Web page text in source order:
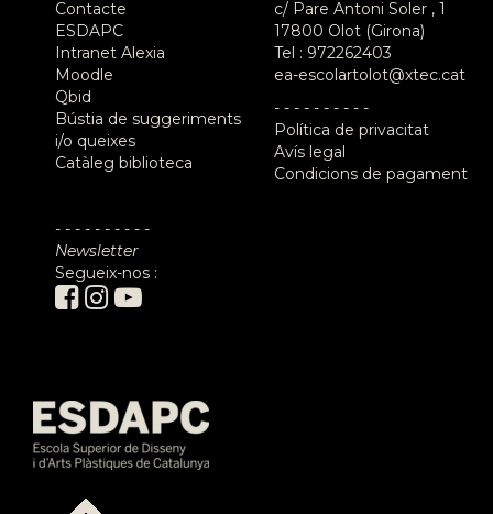
Contacte
ESDAPC
Intranet Alexia
Moodle
Qbid
Bústia de suggeriments
i/o queixes
Catàleg biblioteca
- - - - - - - - - -
Newsletter
Segueix-nos :
c/ Pare Antoni Soler , 1
17800 Olot (Girona)
Tel : 972262403
ea-escolartolot@xtec.cat
- - - - - - - - - -
Política de privacitat
Avís legal
Condicions de pagament